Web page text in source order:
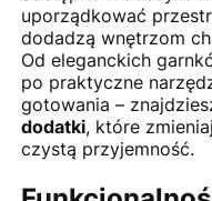
uporządkować
dodadzą wnętrzom
Od eleganckich
po praktyczne
gotowania –
dodatki, które
czystą przyjemność.